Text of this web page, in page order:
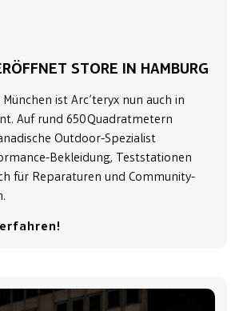
STORE IN HAMBURG
ist Arc’teryx nun auch in
Auf rund 650 Quadratmetern
Outdoor-Spezialist
Bekleidung, Teststationen
für Reparaturen und Community-